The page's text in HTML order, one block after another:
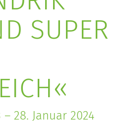
SUPER
– 28. Januar 2024